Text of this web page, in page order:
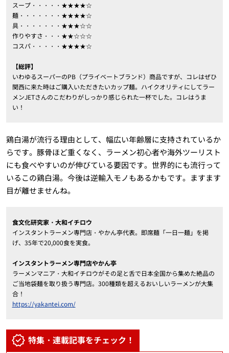
スープ・・・・・★★★★☆
麺・・・・・・・★★★★☆
具・・・・・・・★★★☆☆
作りやすさ・・・★★☆☆☆
コスパ・・・・・★★★★☆
【総評】
いわゆるスーパーのPB（プライベートブランド）商品ですが、コレはぜひ
関西に来た時はご購入いただきたいカップ麺。ハイクオリティにしてラー
メンJETさんのこだわりがしっかり感じられた一杯でした。コレはうま
い！
鶏白湯が流行る理由として、幅広い年齢層に支持されているか
らです。豚骨ほど重くなく、ラーメン初心者や海外ツーリスト
にも食べやすいのが伸びている要因です。世界的にも流行って
いるこの鶏白湯。今後は逆輸入モノもあるかもです。ますます
目が離せませんね。
食文化研究家・大和イチロウ
インスタントラーメン専門店・やかん亭代表。即席麺「一日一麺」を掲
げ、35年で20,000食を実食。
インスタントラーメン専門店やかん亭
ラーメンマニア・大和イチロウがその足と舌で日本全国から集めた絶品の
ご当地袋麺を取り扱う専門店。300種類を超えるおいしいラーメンが大集
合！
https://yakantei.com/
特集・連載記事をチェック！